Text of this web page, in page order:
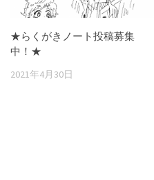
★らくがきノート投稿募集
中！★
2021年4月30日